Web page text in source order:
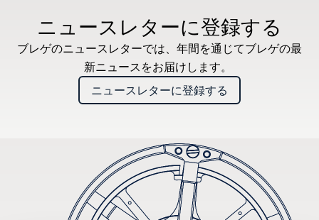
ニュースレターに登録する
ブレゲのニュースレターでは、年間を通じてブレゲの最
新ニュースをお届けします。
ニュースレターに登録する